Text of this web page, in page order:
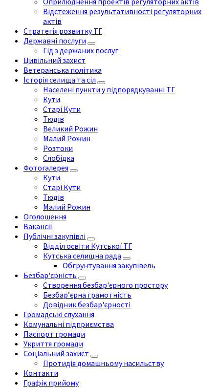
Відстеження результативності регуляторних
актів
Стратегія розвитку ТГ
Державні послуги
Гід з держаних послуг
Цивільний захист
Ветеранська політика
Історія селища та сіл
Населені пункти у підпорядкуванні ТГ
Кути
Старі Кути
Тюдів
Великий Рожин
Малий Рожин
Розтоки
Слобідка
Фотогалерея
Кути
Старі Кути
Тюдів
Малий Рожин
Оголошення
Вакансії
Публічні закупівлі
Відділ освіти Кутської ТГ
Кутська селищна рада
Обгрунтування закупівель
Безбар'єрність
Створення безбар'єрного простору
Безбар’єрна грамотність
Довідник безбар'єрності
Громадські слухання
Комунальні підприємства
Паспорт громади
Укриття громади
Соціальний захист
Протидія домашньому насильству
Контакти
Графік прийому